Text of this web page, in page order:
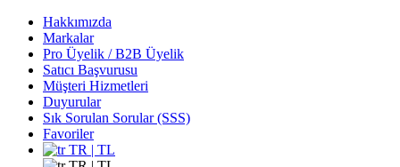
Hakkımızda
Markalar
Pro Üyelik / B2B Üyelik
Satıcı Başvurusu
Müşteri Hizmetleri
Duyurular
Sık Sorulan Sorular (SSS)
Favoriler
TR | TL